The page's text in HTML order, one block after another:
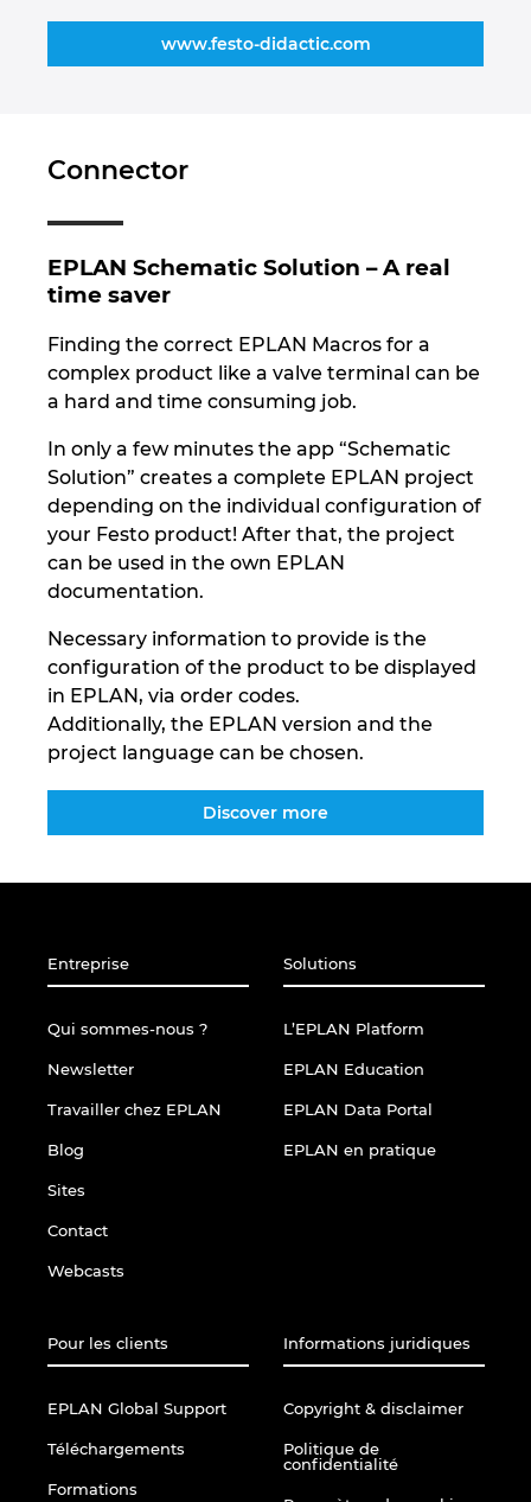
www.festo-didactic.com
Connector
EPLAN Schematic Solution – A real
time saver
Finding the correct EPLAN Macros for a
complex product like a valve terminal can be
a hard and time consuming job.
In only a few minutes the app “Schematic
Solution” creates a complete EPLAN project
depending on the individual configuration of
your Festo product! After that, the project
can be used in the own EPLAN
documentation.
Necessary information to provide is the
configuration of the product to be displayed
in EPLAN, via order codes.
Additionally, the EPLAN version and the
project language can be chosen.
Discover more
Entreprise
Qui sommes-nous ?
Newsletter
Travailler chez EPLAN
Blog
Sites
Contact
Webcasts
Solutions
L’EPLAN Platform
EPLAN Education
EPLAN Data Portal
EPLAN en pratique
Pour les clients
EPLAN Global Support
Téléchargements
Formations
Informations juridiques
Copyright & disclaimer
Politique de
confidentialité